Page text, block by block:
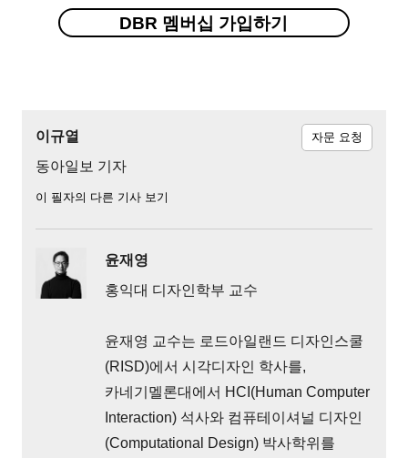
DBR 멤버십 가입하기
이규열
동아일보 기자
이 필자의 다른 기사 보기
윤재영
홍익대 디자인학부 교수
윤재영 교수는 로드아일랜드 디자인스쿨
(RISD)에서 시각디자인 학사를,
카네기멜론대에서 HCI(Human Computer
Interaction) 석사와 컴퓨테이셔널 디자인
(Computational Design) 박사학위를
자문 요청